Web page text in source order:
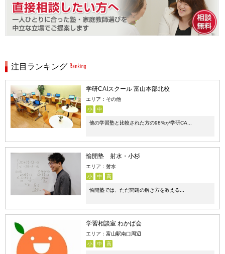
注目ランキング
学研CAIスクール 富山本部北校
エリア：その他
小
中
他の学習塾と比較された方の98%が学研CA...
愉開塾 射水・小杉
エリア：射水
小
中 高
愉開塾では、ただ問題の解き方を教える...
学習相談室 わかば会
エリア：富山駅南口周辺
小
中 高